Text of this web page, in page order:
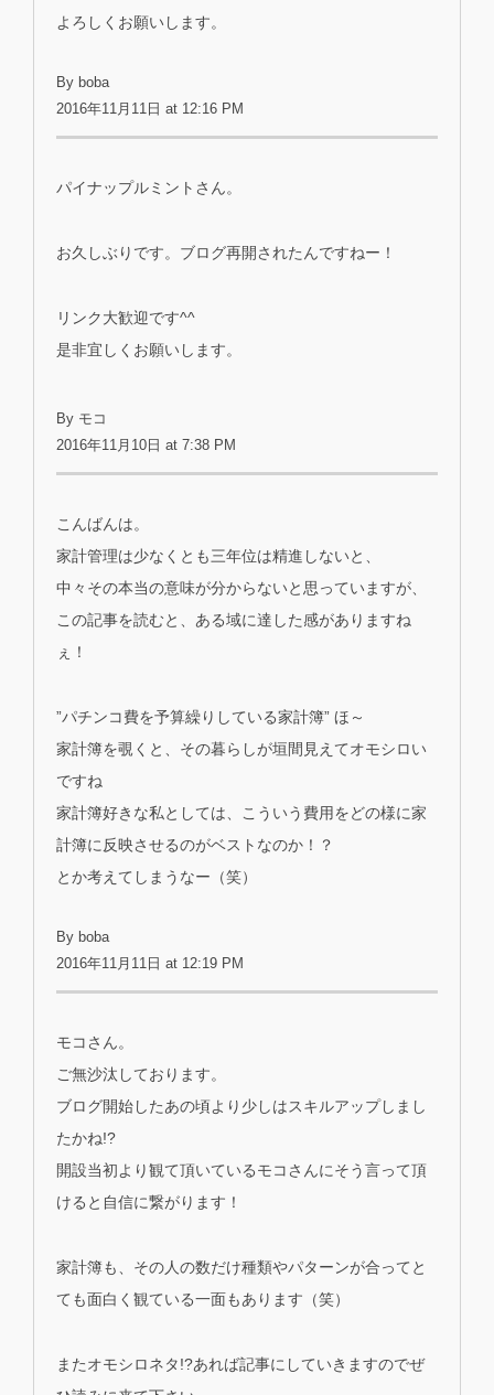
よろしくお願いします。
By boba
2016年11月11日 at 12:16 PM
パイナップルミントさん。
お久しぶりです。ブログ再開されたんですねー！
リンク大歓迎です^^
是非宜しくお願いします。
By モコ
2016年11月10日 at 7:38 PM
こんばんは。
家計管理は少なくとも三年位は精進しないと、
中々その本当の意味が分からないと思っていますが、
この記事を読むと、ある域に達した感がありますね
ぇ！
”パチンコ費を予算繰りしている家計簿” ほ～
家計簿を覗くと、その暮らしが垣間見えてオモシロい
ですね
家計簿好きな私としては、こういう費用をどの様に家
計簿に反映させるのがベストなのか！？
とか考えてしまうなー（笑）
By boba
2016年11月11日 at 12:19 PM
モコさん。
ご無沙汰しております。
ブログ開始したあの頃より少しはスキルアップしまし
たかね!?
開設当初より観て頂いているモコさんにそう言って頂
けると自信に繋がります！
家計簿も、その人の数だけ種類やパターンが合ってと
ても面白く観ている一面もあります（笑）
またオモシロネタ!?あれば記事にしていきますのでぜ